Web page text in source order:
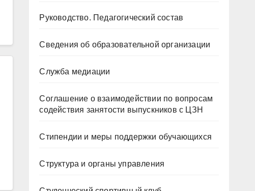
Руководство. Педагогический состав
Сведения об образовательной организации
Служба медиации
Соглашение о взаимодействии по вопросам
содействия занятости выпускников с ЦЗН
Стипендии и меры поддержки обучающихся
Структура и органы управления